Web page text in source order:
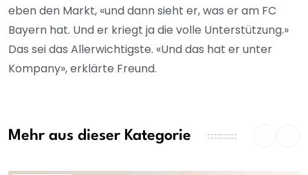
eben den Markt, «und dann sieht er, was er am FC
Bayern hat. Und er kriegt ja die volle Unterstützung.»
Das sei das Allerwichtigste. «Und das hat er unter
Kompany», erklärte Freund.
Mehr aus dieser Kategorie